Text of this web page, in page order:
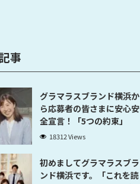
事
グラマラスブランド横浜か
ら応募者の皆さまに安心安
全宣言！「5つの約束」
18312 Views
初めましてグラマラスブラ
ンド横浜です。「これを読